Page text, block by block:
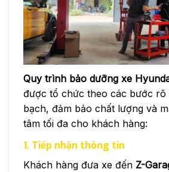
Quy trình bảo dưỡng xe
được tổ chức theo các bước rõ
bạch, đảm bảo chất lượng và
tâm tối đa cho khách hàng:
1. Tiếp nhận thông tin
Khách hàng đưa xe đến Z-